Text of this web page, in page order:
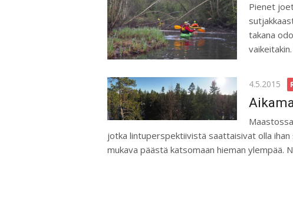
Pienet
takana
Posted
on
4.5.2015
jotka lintuperspektiivistä saattaisivat olla ihan
mukava päästä katsomaan hieman ylempää.